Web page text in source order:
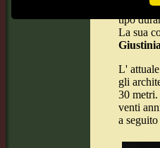
La
tipo
La sua
L'
gli
30 metri.
venti
a